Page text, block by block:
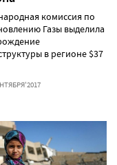
комиссия по
Газы выделила
в регионе $37